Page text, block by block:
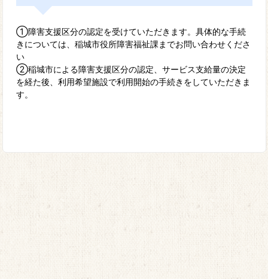
①障害支援区分の認定を受けていただきます。具体的な手続
きについては、稲城市役所障害福祉課までお問い合わせくださ
い
②稲城市による障害支援区分の認定、サービス支給量の決定
を経た後、利用希望施設で利用開始の手続きをしていただきま
す。